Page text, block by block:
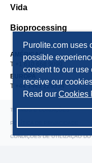
Purolite.com uses
possible
consent to our use
receive our
Read our Cookies
Vida
Bioprocessing
AMÉRICAS
T +1 610 668 9090
EUROPA
T +44 1443 229334
TERMOS E CONDIÇÕES
POLÍTICA DE PRIVACIDADE
CONDIÇÕES DE UTILIZAÇÃO DO